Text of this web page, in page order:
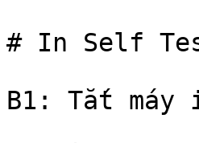
# In Self
B1: Tắt